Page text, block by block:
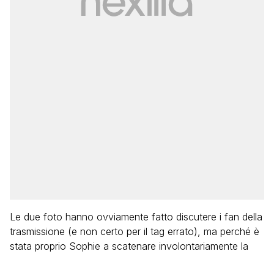
Le due foto hanno ovviamente fatto discutere i fan della
trasmissione (e non certo per il tag errato), ma perché è
stata proprio Sophie a scatenare involontariamente la